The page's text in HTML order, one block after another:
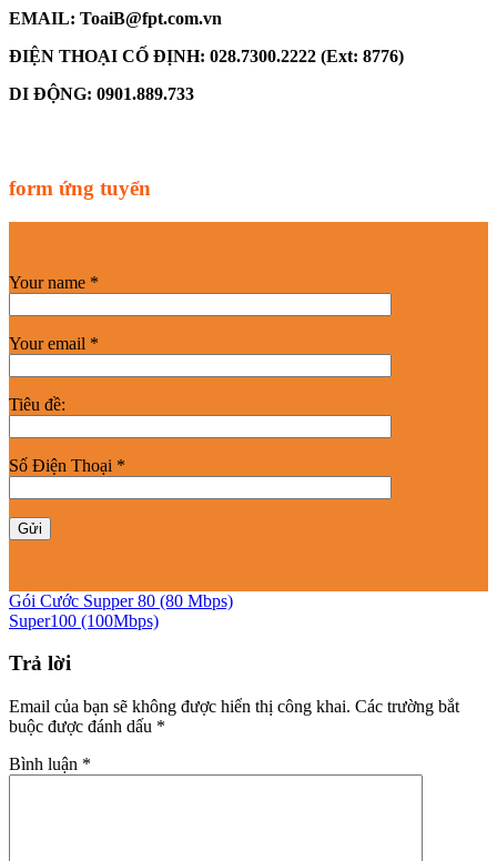
EMAIL: ToaiB@fpt.com.vn
ĐIỆN THOẠI CỐ ĐỊNH: 028.7300.2222 (Ext: 8776)
DI ĐỘNG: 0901.889.733
form ứng tuyển
Your name *
Your email *
Tiêu đề:
Số Điện Thoại *
Gói Cước Supper 80 (80 Mbps)
Super100 (100Mbps)
Trả lời
Email của bạn sẽ không được hiển thị công khai. Các trường bắt
buộc được đánh dấu *
Bình luận *